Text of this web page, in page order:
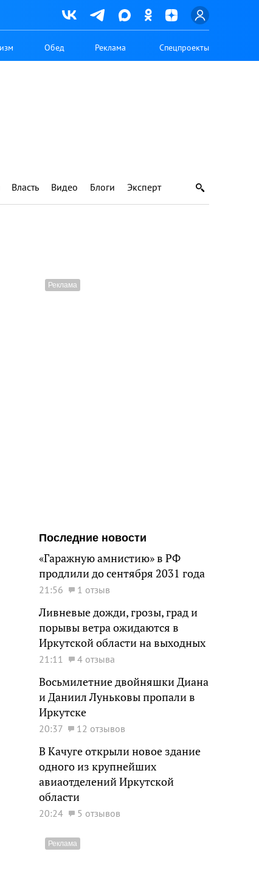
Обед Реклама Спецпроекты
Власть Видео Блоги Эксперт
Последние новости
«Гаражную амнистию» в РФ
продлили до сентября 2031 года
21:56 1 отзыв
Ливневые дожди, грозы, град и
порывы ветра ожидаются в
Иркутской области на выходных
21:11 4 отзыва
Восьмилетние двойняшки Диана
и Даниил Луньковы пропали в
Иркутске
20:37 12 отзывов
В Качуге открыли новое здание
одного из крупнейших
авиаотделений Иркутской
области
20:24 5 отзывов